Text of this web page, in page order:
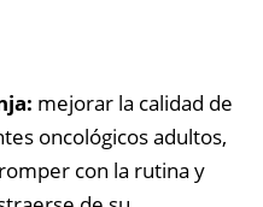
mejorar la calidad de
oncológicos adultos,
con la rutina y